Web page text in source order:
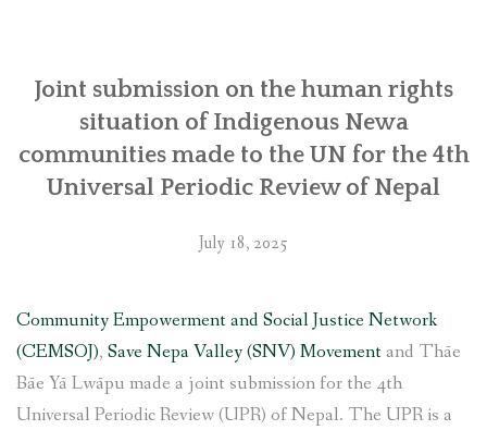
SOLAR IRRIGATION PUMP DISTRIBUTION IN GULARIYA
AND MADHUWAN, BARDIYA (CBREP PHASE 4)
Joint submission on the human rights
situation of Indigenous Newa
communities made to the UN for the 4th
Universal Periodic Review of Nepal
July 18, 2025
Community Empowerment and Social Justice Network
(CEMSOJ), Save Nepa Valley (SNV) Movementand Thāe
Bāe Yā Lwāpu made a joint submission for the 4th
Universal Periodic Review (UPR) of Nepal. The UPR is a